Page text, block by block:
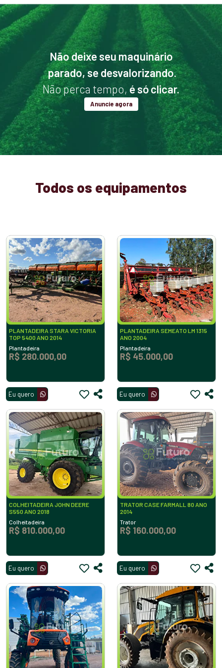
Não deixe seu maquinário
parado, se desvalorizando.
Não perca tempo, é só clicar.
Anuncie agora
Todos os equipamentos
PLANTADEIRA STARA VICTORIA
TOP 5400 ANO 2014
Plantadeira
R$ 280.000,00
Eu quero
PLANTADEIRA SEMEATO LM 1315
ANO 2004
Plantadeira
R$ 45.000,00
Eu quero
COLHEITADEIRA JOHN DEERE
S550 ANO 2018
Colheitadeira
R$ 810.000,00
Eu quero
TRATOR CASE FARMALL 80 ANO
2014
Trator
R$ 160.000,00
Eu quero